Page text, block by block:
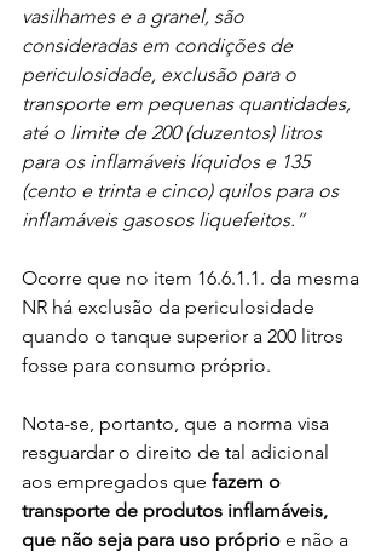
vasilhames e a granel, são
consideradas em condições de
periculosidade, exclusão para o
transporte em pequenas quantidades,
até o limite de 200 (duzentos) litros
para os inflamáveis líquidos e 135
(cento e trinta e cinco) quilos para os
inflamáveis gasosos liquefeitos.”
Ocorre que no item 16.6.1.1. da mesma
NR há exclusão da periculosidade
quando o tanque superior a 200 litros
fosse para consumo próprio.
Nota-se, portanto, que a norma visa
resguardar o direito de tal adicional
aos empregados que fazem o
transporte de produtos inflamáveis,
que não seja para uso próprio e não a